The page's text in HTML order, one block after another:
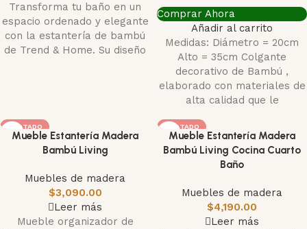
Transforma tu baño en un
espacio ordenado y elegante
con la estantería de bambú
de Trend & Home. Su diseño
Comprar Ahora
Añadir al carrito
Medidas: Diámetro = 20cm
Alto = 35cm Colgante
decorativo de Bambú ,
elaborado con materiales de
alta calidad que le
AGOTADO
Mueble Estantería Madera
Bambú Living
Muebles de madera
$3,090.00
Leer más
Mueble organizador de
AGOTADO
Mueble Estantería Madera
Bambú Living Cocina Cuarto
Baño
Muebles de madera
$4,190.00
Leer más